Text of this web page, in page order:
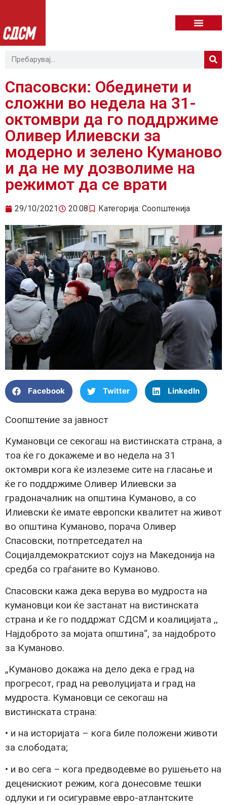
Спасовски: Обединети и
сложни во недела на 31-
октомври да го поддржиме
Оливер Илиевски за
модерно и зелено Куманово
и да не му дозволиме на
режимот да се врати
29/10/2021 20:08 Категорија: Соопштенија
Facebook Twitter LinkedIn
Соопштение за јавност
Кумановци се секогаш на вистинската страна, а
тоа ќе го докажеме и во недела на 31
октомври кога ќе излеземе сите на гласање и
ќе го поддржиме Оливер Илиевски за
градоначалник на општина Куманово, а со
Илиевски ќе имате европски квалитет на живот
во општина Куманово, порача Оливер
Спасовски, потпретседател на
Социјалдемократскиот сојуз на Македонија на
средба со граѓаните во Куманово.
Спасовски кажа дека верува во мудроста на
кумановци кои ќе застанат на вистинската
страна и ќе го поддржат СДСМ и коалицијата ,,
Најдоброто за мојата општина“, за најдоброто
за Куманово.
„Куманово докажа на дело дека е град на
прогресот, град на револуцијата и град на
мудроста. Кумановци се секогаш на
вистинската страна:
• и на историјата – кога биле положени животи
за слободата;
• и во сега – кога предводевме во рушењето на
деценискиот режим, кога донесовме тешки
одлуки и ги осигуравме евро-атлантските